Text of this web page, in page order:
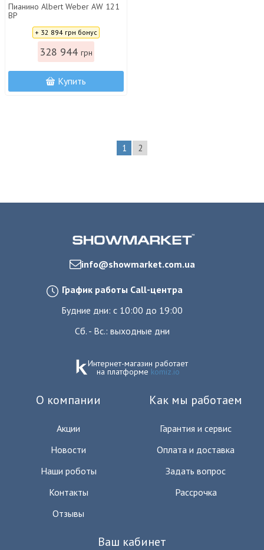
Пианино Albert Weber AW 121
BP
+ 32 894 грн бонус
328 944 грн
Купить
1 2
info@showmarket.com.ua
График работы Call-центра
Будние дни: с 10:00 до 19:00
Сб. - Вс.: выходные дни
Интернет-магазин работает
на платформе komiz.io
О компании
Акции
Новости
Наши роботы
Контакты
Отзывы
Как мы работаем
Гарантия и сервис
Оплата и доставка
Задать вопрос
Рассрочка
Ваш кабинет